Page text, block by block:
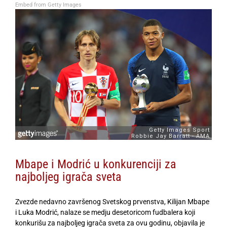
Embed from Getty Images
Mbape i Modrić u konkurenciji za
najboljeg igrača sveta
Zvezde nedavno završenog Svetskog prvenstva, Kilijan Mbape
i Luka Modrić, nalaze se medju desetoricom fudbalera koji
konkurišu za najboljeg igrača sveta za ovu godinu, objavila je